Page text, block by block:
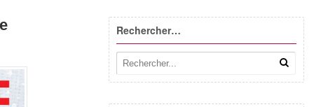
Rechercher…